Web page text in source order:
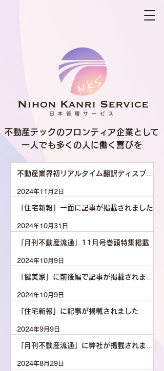
不動産テックのフロンティア企業として
一人でも多くの人に働く喜びを
不動産業界初リアルタイム翻訳ディスプレ
2024年11月2日
「住宅新報」一面に記事が掲載されました
2024年10月31日
「月刊不動産流通」11月号巻頭特集掲載
2024年10月9日
「健美家」に前後編で記事が掲載されまし
2024年10月9日
「住宅新報」に記事が掲載されました
2024年9月9日
「月刊不動産流通」に弊社が掲載されまし
2024年8月29日